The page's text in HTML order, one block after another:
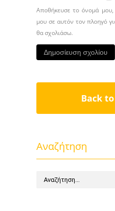
Αποθήκευσε το όνομά
μου σε αυτόν τον πλοηγό
θα σχολιάσω.
Back to
Αναζήτηση